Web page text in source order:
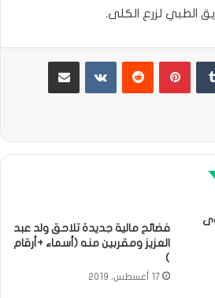
الطبي لزرع الكلى.
بينتيريست مشاركة عبر البريد
فضائح مالية جديدة تلاحق ولد عبد
العزيز ومقربين منه (أسماء +أرقام
)
17 أغسطس، 2019